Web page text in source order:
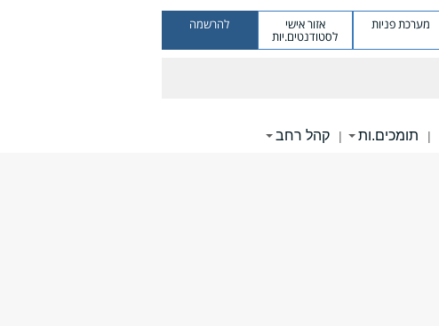
מערכת פניות אזור אישי
לסטודנטים.יות
להרשמה
| תומכים.ות | קהל רחב